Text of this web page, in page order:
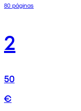
80 páginas
2
50
€